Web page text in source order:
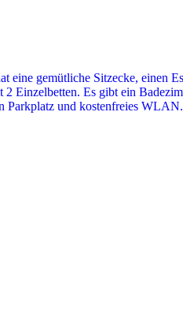
eine gemütliche Sitzecke, einen
Einzelbetten. Es gibt ein
Parkplatz und kostenfreies WLAN.